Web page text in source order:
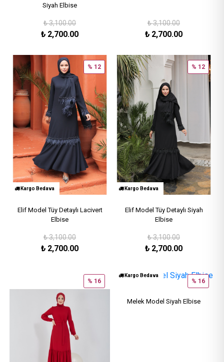
Siyah Elbise
₺3,100.00
₺ 2,700.00
₺3,100.00
₺ 2,700.00
Kargo Bedava
Elif Model Tüy Detaylı Lacivert
Elbise
₺3,100.00
₺ 2,700.00
% 12
Kargo Bedava
Elif Model Tüy Detaylı Siyah
Elbise
₺3,100.00
₺ 2,700.00
% 12
% 16
Kargo Bedava
Melek Model Siyah Elbise
% 16